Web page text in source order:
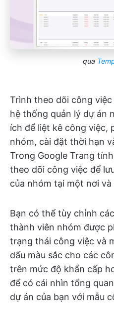
qua
Trình theo dõi công
hệ thống quản lý dự án
ích để liệt kê công việc,
nhóm, cài đặt thời hạn
Trong Google Trang
theo dõi công việc để
của nhóm tại một nơi
Bạn có thể tùy chỉnh
thành viên nhóm được
trạng thái công việc và
dấu màu sắc cho các
trên mức độ khẩn cấp
để có cái nhìn tổng
dự án của bạn với mẫu